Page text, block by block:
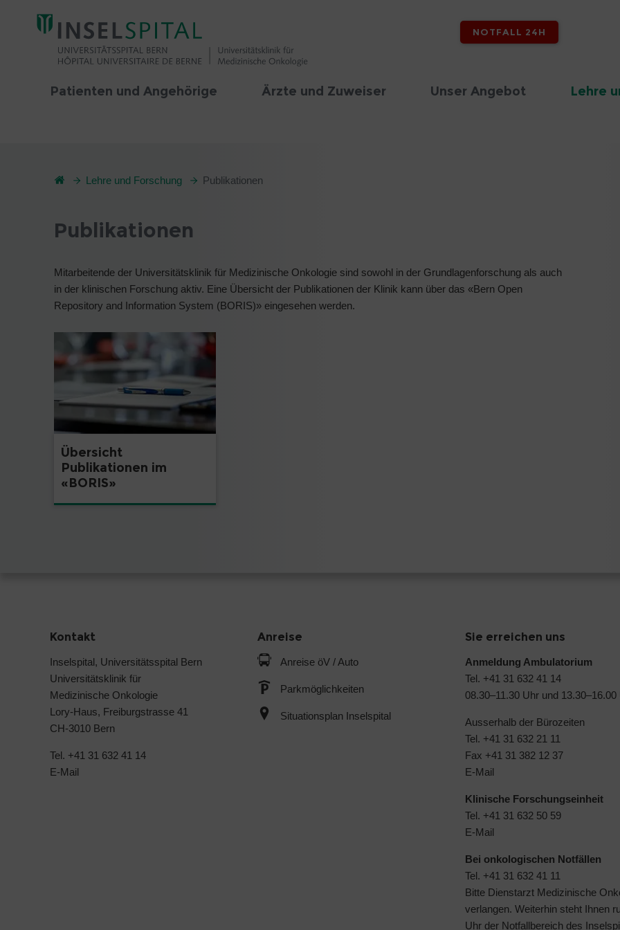
NOTFALL 24H
Patienten und Angehörige Ärzte und Zuweiser Unser Angebot Lehre
Lehre und Forschung Publikationen
Publikationen
Mitarbeitende der Universitätsklinik für Medizinische Onkologie sind sowohl in der Grundlagenforschung als auch
in der klinischen Forschung aktiv. Eine Übersicht der Publikationen der Klinik kann über das «Bern Open
Repository and Information System (BORIS)» eingesehen werden.
Übersicht
Publikationen im
«BORIS»
Kontakt
Inselspital, Universitätsspital Bern
Universitätsklinik für
Medizinische Onkologie
Lory-Haus, Freiburgstrasse 41
CH-3010 Bern
Tel. +41 31 632 41 14
E-Mail
Anreise
Anreise öV / Auto
Parkmöglichkeiten
Situationsplan Inselspital
Sie erreichen uns
Anmeldung Ambulatorium
Tel. +41 31 632 41 14
08.30–11.30 Uhr und 13.30–16.00
Ausserhalb der Bürozeiten
Tel. +41 31 632 21 11
Fax +41 31 382 12 37
E-Mail
Klinische Forschungseinheit
Tel. +41 31 632 50 59
E-Mail
Bei onkologischen Notfällen
Tel. +41 31 632 41 11
Bitte Dienstarzt Medizinische
verlangen. Weiterhin steht Ihnen
Uhr der Notfallbereich des